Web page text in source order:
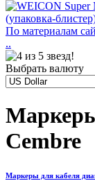
По материалам
..
Выбрать валюту
Cembre
Маркеры для кабеля